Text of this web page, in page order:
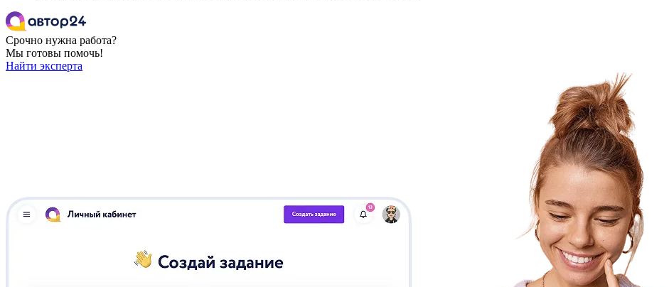
Срочно нужна работа?
Мы готовы помочь!
Найти эксперта